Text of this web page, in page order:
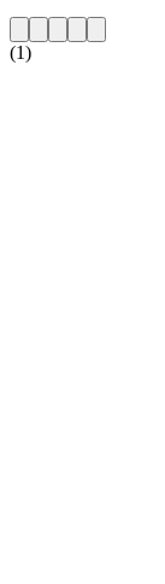
(1)